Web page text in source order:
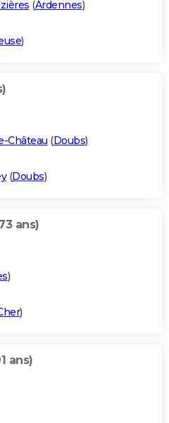
(Ardennes)
)
Château (Doubs)
(Doubs)
ans)
)
)
ans)